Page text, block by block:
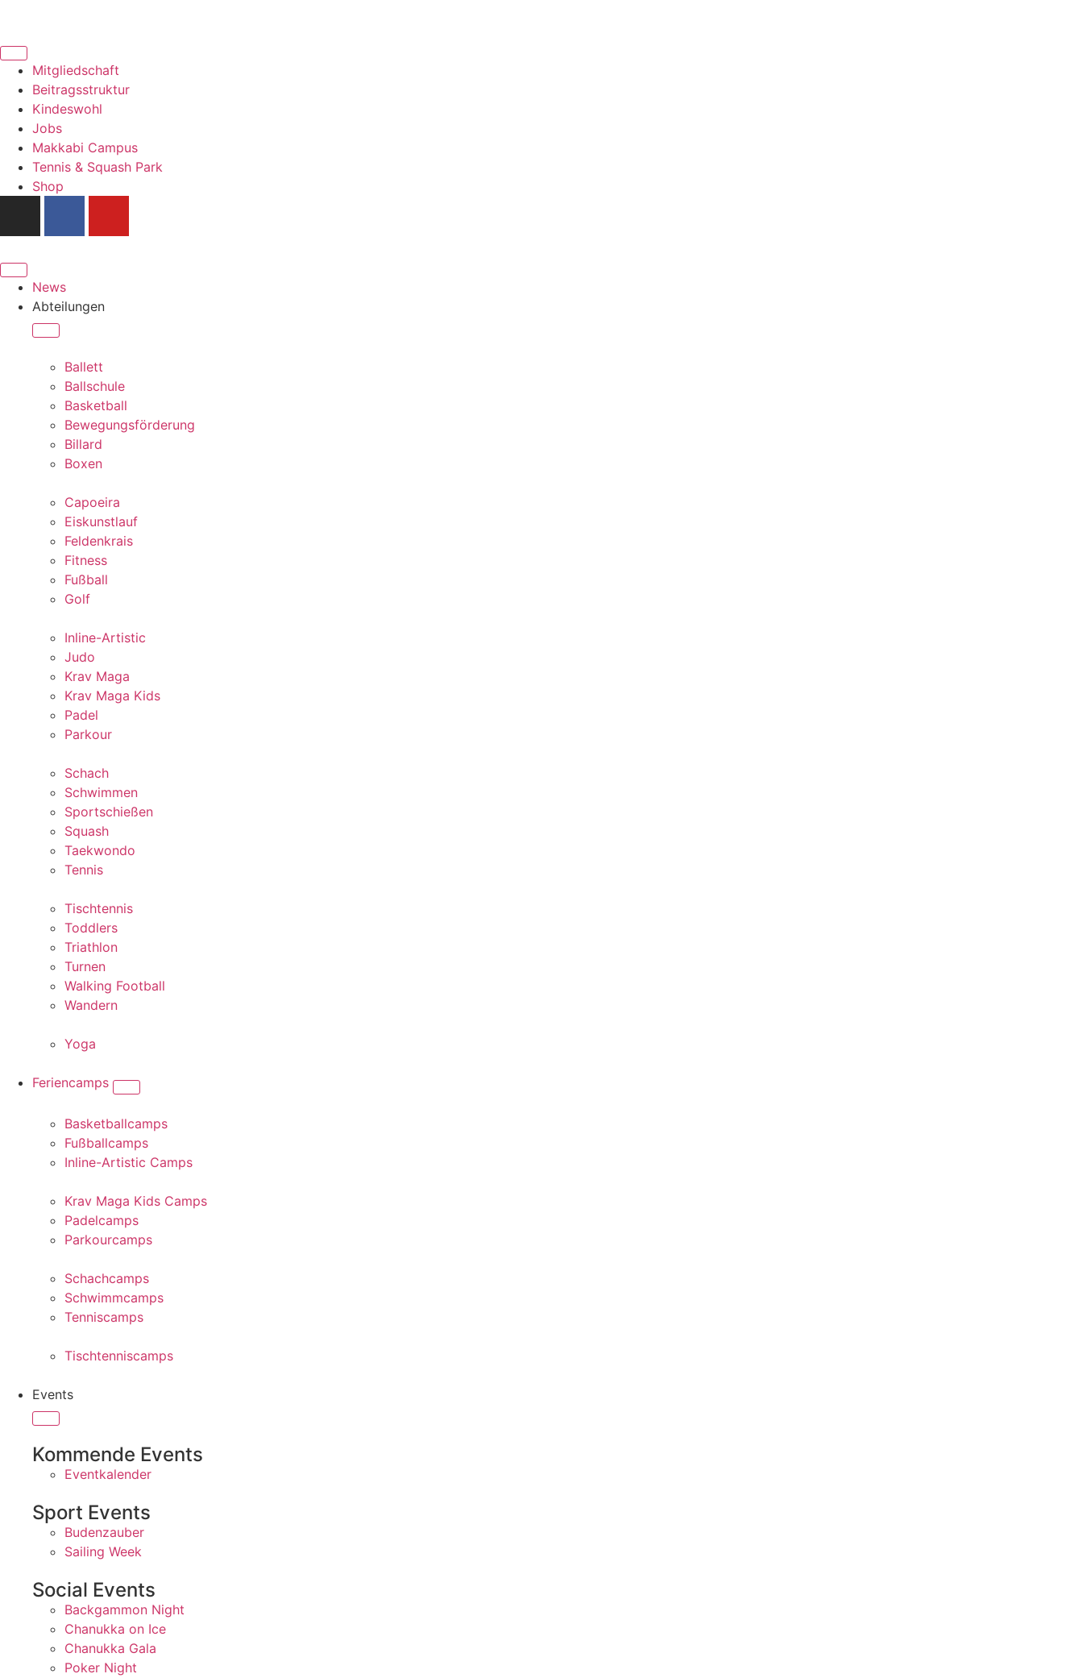
Mitgliedschaft
Beitragsstruktur
Kindeswohl
Jobs
Makkabi Campus
Tennis & Squash Park
Shop
News
Abteilungen
Ballett
Ballschule
Basketball
Bewegungsförderung
Billard
Boxen
Capoeira
Eiskunstlauf
Feldenkrais
Fitness
Fußball
Golf
Inline-Artistic
Judo
Krav Maga
Krav Maga Kids
Padel
Parkour
Schach
Schwimmen
Sportschießen
Squash
Taekwondo
Tennis
Tischtennis
Toddlers
Triathlon
Turnen
Walking Football
Wandern
Yoga
Feriencamps
Basketballcamps
Fußballcamps
Inline-Artistic Camps
Krav Maga Kids Camps
Padelcamps
Parkourcamps
Schachcamps
Schwimmcamps
Tenniscamps
Tischtenniscamps
Events
Kommende Events
Eventkalender
Sport Events
Budenzauber
Sailing Week
Social Events
Backgammon Night
Chanukka on Ice
Chanukka Gala
Poker Night